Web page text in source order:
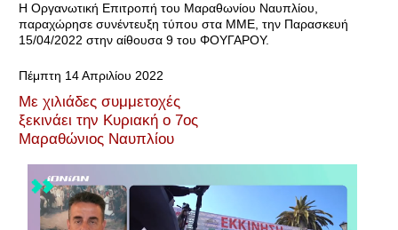
Η Οργανωτική Επιτροπή του Μαραθωνίου Ναυπλίου,
παραχώρησε συνέντευξη τύπου στα ΜΜΕ, την Παρασκευή
15/04/2022 στην αίθουσα 9 του ΦΟΥΓΑΡΟΥ.
Πέμπτη 14 Απριλίου 2022
Με χιλιάδες συμμετοχές
ξεκινάει την Κυριακή ο 7ος
Μαραθώνιος Ναυπλίου